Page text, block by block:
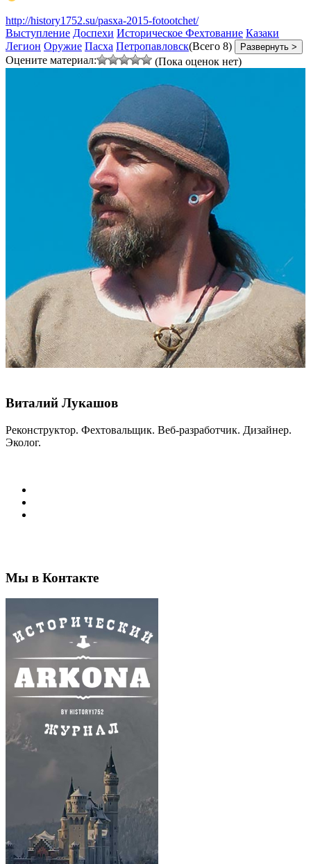
http://history1752.su/pasxa-2015-fotootchet/
Выступление Доспехи Историческое Фехтование Казаки
Легион Оружие Пасха Петропавловск(Всего 8) Развернуть >
Оцените материал: (Пока оценок нет)
Виталий Лукашов
Реконструктор. Фехтовальщик. Веб-разработчик. Дизайнер.
Эколог.
Мы в Контакте